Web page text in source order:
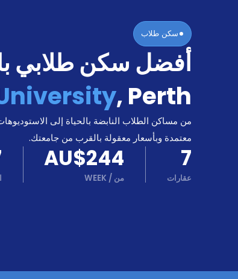
دخول
أصدقائك
تعمل؟
سكن طلاب
أفضل سكن طلابي
, Perth
من مساكن الطلاب النابضة بالحياة إلى
معتمدة وبأسعار معقولة بالقرب من جامعتك.
7
عقارات
AU$244
من /
WEEK